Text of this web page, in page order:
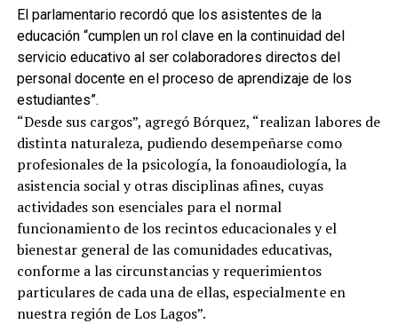
El parlamentario recordó que los asistentes de la
educación “cumplen un rol clave en la continuidad del
servicio educativo al ser colaboradores directos del
personal docente en el proceso de aprendizaje de los
estudiantes”.
“Desde sus cargos”, agregó Bórquez, “realizan labores de
distinta naturaleza, pudiendo desempeñarse como
profesionales de la psicología, la fonoaudiología, la
asistencia social y otras disciplinas afines, cuyas
actividades son esenciales para el normal
funcionamiento de los recintos educacionales y el
bienestar general de las comunidades educativas,
conforme a las circunstancias y requerimientos
particulares de cada una de ellas, especialmente en
nuestra región de Los Lagos”.